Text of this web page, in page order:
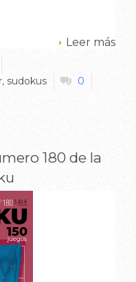
Leer más
, sudokus 0
180 de la